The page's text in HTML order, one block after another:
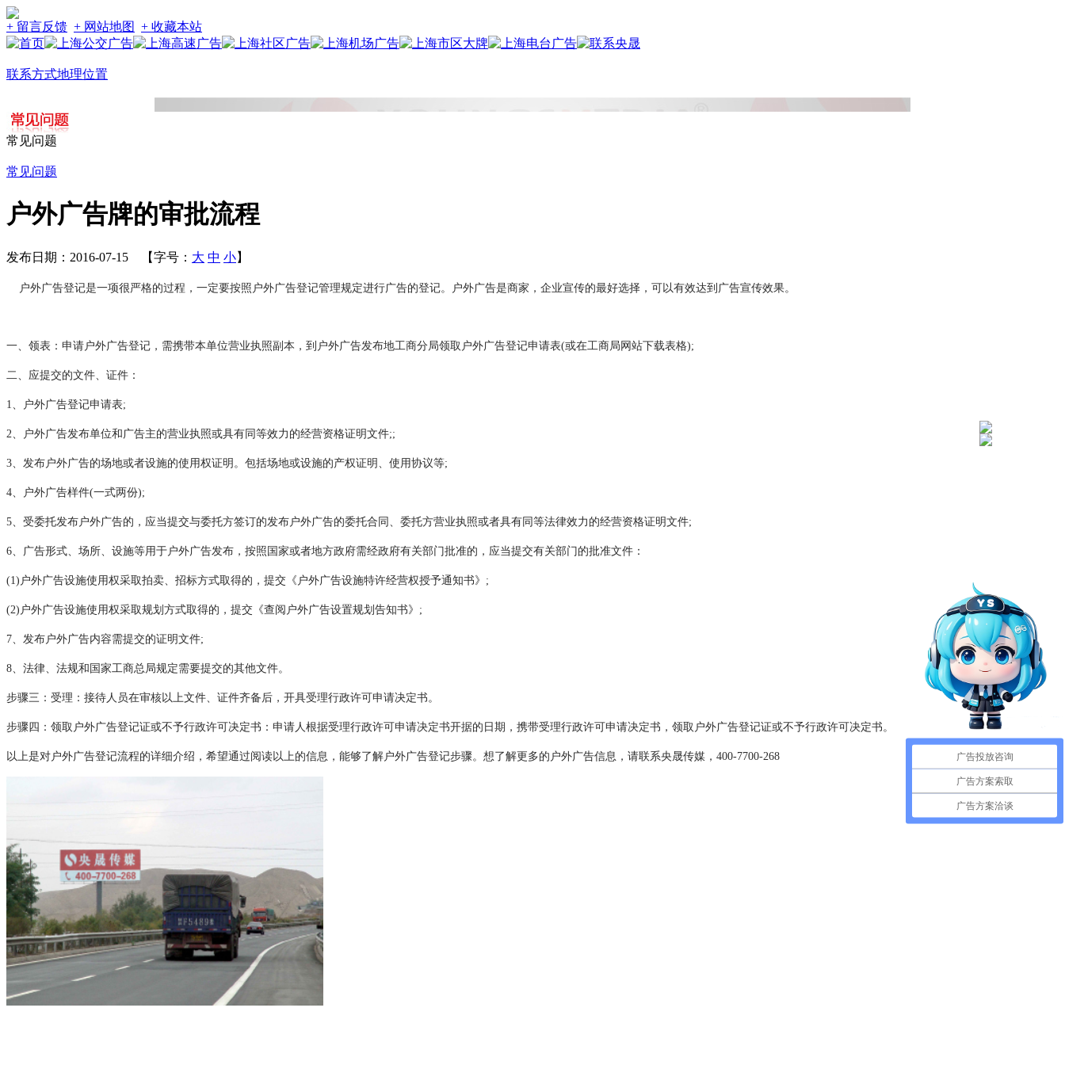
+ 留言反馈 + 网站地图 + 收藏本站
联系方式地理位置
常见问题
常见问题
户外广告牌的审批流程
发布日期：2016-07-15 【字号： 大 中 小】
户外广告登记是一项很严格的过程，一定要按照户外广告登记管理规定进行广告的登记。户外广告是商家，企业宣传的最好选择，可以有效达到广告宣传效果。
一、领表：申请户外广告登记，需携带本单位营业执照副本，到户外广告发布地工商分局领取户外广告登记申请表(或在工商局网站下载表格);
二、应提交的文件、证件：
1、户外广告登记申请表;
2、户外广告发布单位和广告主的营业执照或具有同等效力的经营资格证明文件;;
3、发布户外广告的场地或者设施的使用权证明。包括场地或设施的产权证明、使用协议等;
4、户外广告样件(一式两份);
5、受委托发布户外广告的，应当提交与委托方签订的发布户外广告的委托合同、委托方营业执照或者具有同等法律效力的经营资格证明文件;
6、广告形式、场所、设施等用于户外广告发布，按照国家或者地方政府需经政府有关部门批准的，应当提交有关部门的批准文件：
(1)户外广告设施使用权采取拍卖、招标方式取得的，提交《户外广告设施特许经营权授予通知书》;
(2)户外广告设施使用权采取规划方式取得的，提交《查阅户外广告设置规划告知书》;
7、发布户外广告内容需提交的证明文件;
8、法律、法规和国家工商总局规定需要提交的其他文件。
步骤三：受理：接待人员在审核以上文件、证件齐备后，开具受理行政许可申请决定书。
步骤四：领取户外广告登记证或不予行政许可决定书：申请人根据受理行政许可申请决定书开据的日期，携带受理行政许可申请决定书，领取户外广告登记证或不予行政许可决定书。
以上是对户外广告登记流程的详细介绍，希望通过阅读以上的信息，能够了解户外广告登记步骤。想了解更多的户外广告信息，请联系央晟传媒，400-7700-268 广告投放咨询
广告方案索取
广告方案洽谈